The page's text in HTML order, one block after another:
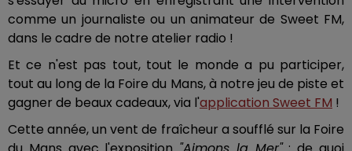
comme un journaliste ou un animateur de Sweet FM,
dans le cadre de notre atelier radio !
Et ce n'est pas tout, tout le monde a pu participer,
tout au long de la Foire du Mans, à notre jeu de piste et
gagner de beaux cadeaux, via l'application Sweet FM !
Cette année, un vent de fraîcheur a soufflé sur la Foire